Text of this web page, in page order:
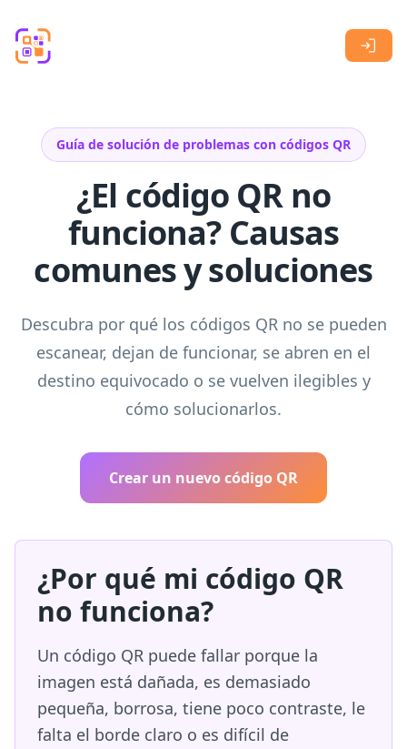
Guía de solución de problemas con códigos QR
¿El código QR no
funciona? Causas
comunes y soluciones
Descubra por qué los códigos QR no se pueden
escanear, dejan de funcionar, se abren en el
destino equivocado o se vuelven ilegibles y
cómo solucionarlos.
Crear un nuevo código QR
¿Por qué mi código QR
no funciona?
Un código QR puede fallar porque la
imagen está dañada, es demasiado
pequeña, borrosa, tiene poco contraste, le
falta el borde claro o es difícil de